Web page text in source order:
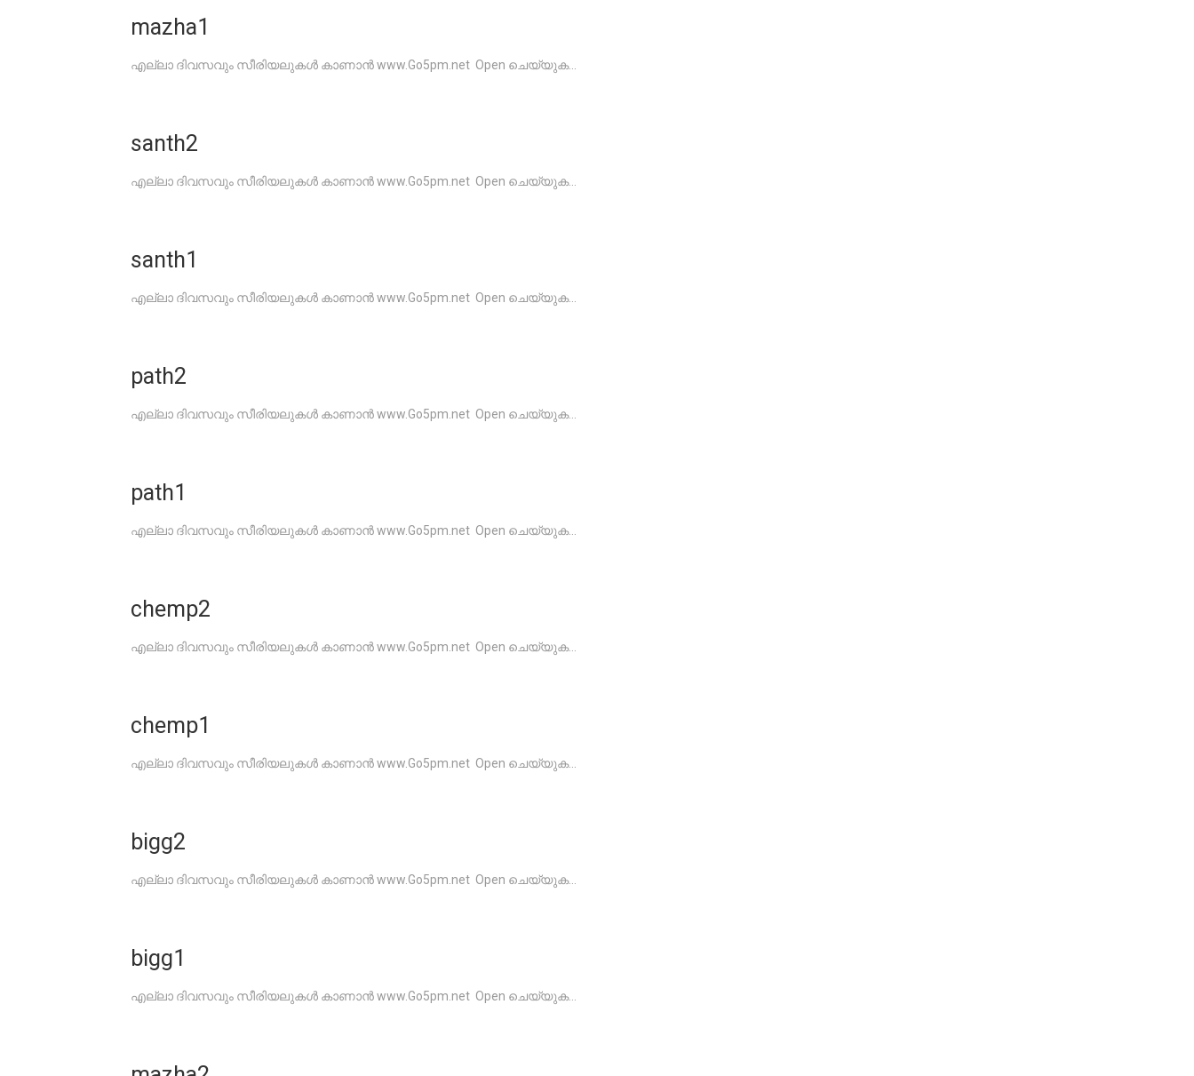
mazha1
എല്ലാ ദിവസവും സീരിയലുകൾ കാണാൻ www.Go5pm.net Open ചെയ്യുക...
santh2
എല്ലാ ദിവസവും സീരിയലുകൾ കാണാൻ www.Go5pm.net Open ചെയ്യുക...
santh1
എല്ലാ ദിവസവും സീരിയലുകൾ കാണാൻ www.Go5pm.net Open ചെയ്യുക...
path2
എല്ലാ ദിവസവും സീരിയലുകൾ കാണാൻ www.Go5pm.net Open ചെയ്യുക...
path1
എല്ലാ ദിവസവും സീരിയലുകൾ കാണാൻ www.Go5pm.net Open ചെയ്യുക...
chemp2
എല്ലാ ദിവസവും സീരിയലുകൾ കാണാൻ www.Go5pm.net Open ചെയ്യുക...
chemp1
എല്ലാ ദിവസവും സീരിയലുകൾ കാണാൻ www.Go5pm.net Open ചെയ്യുക...
bigg2
എല്ലാ ദിവസവും സീരിയലുകൾ കാണാൻ www.Go5pm.net Open ചെയ്യുക...
bigg1
എല്ലാ ദിവസവും സീരിയലുകൾ കാണാൻ www.Go5pm.net Open ചെയ്യുക...